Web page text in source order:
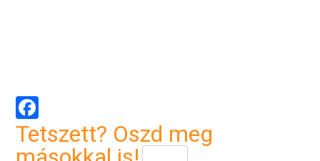
Facebook
Tetszett? Oszd meg